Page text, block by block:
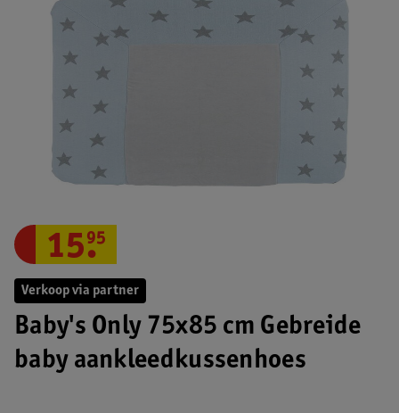
Verkoop via partner
Baby's Only 75x85 cm Gebreide
baby aankleedkussenhoes
15.
95